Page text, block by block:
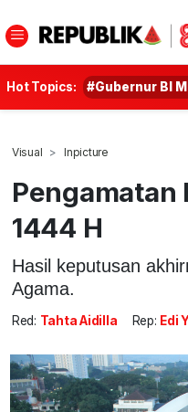
Hot Topics: #Gubernur BI
Visual Inpicture
Pengamatan
1444 H
Hasil keputusan
Agama.
Red: Tahta Aidilla Rep: Edi